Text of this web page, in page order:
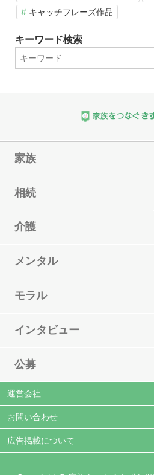
キャッチフレーズ作品
キーワード検索
家族
相続
介護
メンタル
モラル
インタビュー
公募
運営会社
お問い合わせ
広告掲載について